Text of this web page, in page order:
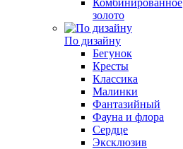
Комбинированное
золото
По дизайну
Бегунок
Кресты
Классика
Малинки
Фантазийный
Фауна и флора
Сердце
Эксклюзив